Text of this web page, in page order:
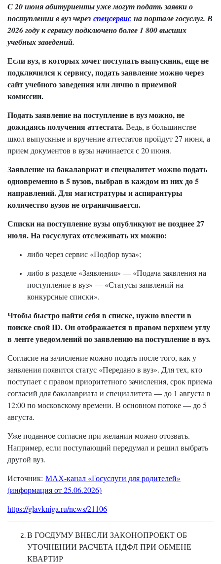
С 20 июня абитуриенты уже могут подать заявки о
поступлении в вуз через спецсервис на портале госуслуг. В
2026 году к сервису подключено более 1 800 высших
учебных заведений.
Если вуз, в которых хочет поступать выпускник, еще не
подключился к сервису, подать заявление можно через
сайт учебного заведения или лично в приемной
комиссии.
Подать заявление на поступление в вуз можно, не
дожидаясь получения аттестата.Ведь, в большинстве
школ выпускные и вручение аттестатов пройдут 27 июня, а
прием документов в вузы начинается с 20 июня.
Заявление на бакалавриат и специалитет можно подать
одновременно в 5 вузов, выбрав в каждом из них до 5
направлений. Для магистратуры и аспирантуры
количество вузов не ограничивается.
Списки на поступление вузы опубликуют не позднее 27
июля. На госуслугах отслеживать их можно:
либо через сервис «Подбор вуза»;
либо в разделе «Заявления» — «Подача заявления на
поступление в вуз» — «Статусы заявлений на
конкурсные списки».
Чтобы быстро найти себя в списке, нужно ввести в
поиске свой ID. Он отображается в правом верхнем углу
в ленте уведомлений по заявлению на поступление в вуз.
Согласие на зачисление можно подать после того, как у
заявления появится статус «Передано в вуз». Для тех, кто
поступает с правом приоритетного зачисления, срок приема
согласий для бакалавриата и специалитета — до 1 августа в
12:00 по московскому времени. В основном потоке — до 5
августа.
Уже поданное согласие при желании можно отозвать.
Например, если поступающий передумал и решил выбрать
другой вуз.
Источник: МАХ-канал «Госуслуги для родителей»
(информация от 25.06.2026)
https://glavkniga.ru/news/21106
В ГОСДУМУ ВНЕСЛИ ЗАКОНОПРОЕКТ ОБ
УТОЧНЕНИИ РАСЧЕТА НДФЛ ПРИ ОБМЕНЕ
КВАРТИР